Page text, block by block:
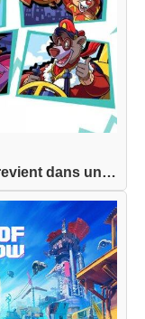
The Disney Afternoon Collection revient dans une...